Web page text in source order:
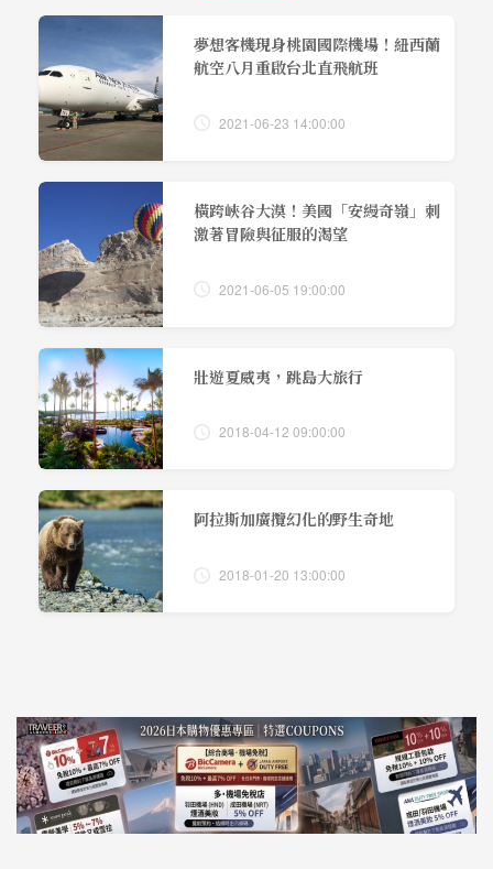
夢想客機現身桃園國際機場！紐西蘭
航空八月重啟台北直飛航班
2021-06-23 14:00:00
橫跨峽谷大漠！美國「安縵奇嶺」刺
激著冒險與征服的渴望
2021-06-05 19:00:00
壯遊夏威夷，跳島大旅行
2018-04-12 09:00:00
阿拉斯加廣攬幻化的野生奇地
2018-01-20 13:00:00